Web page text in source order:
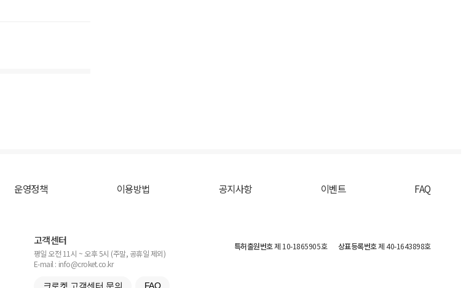
운영정책 이용방법 공지사항 이벤트 FAQ
고객센터
평일 오전 11시 ~ 오후 5시 (주말, 공휴일 제외)
E-mail : info@croket.co.kr
크로켓 고객센터 문의 FAQ
특허출원번호제 10-1865905호 상표등록번호제 40-1643898호